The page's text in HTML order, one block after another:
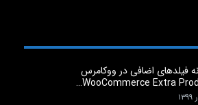
فیلدهای اضافی در ووکامرس
WooCommerce Extra